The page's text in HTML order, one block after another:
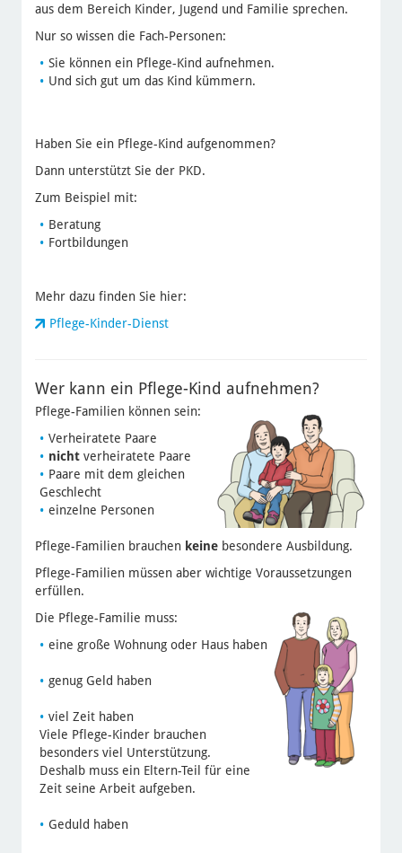
aus dem Bereich Kinder, Jugend und Familie sprechen.
Nur so wissen die Fach-Personen:
Sie können ein Pflege-Kind aufnehmen.
Und sich gut um das Kind kümmern.
Haben Sie ein Pflege-Kind aufgenommen?
Dann unterstützt Sie der PKD.
Zum Beispiel mit:
Beratung
Fortbildungen
Mehr dazu finden Sie hier:
Pflege-Kinder-Dienst
Wer kann ein Pflege-Kind aufnehmen?
Pflege-Familien können sein:
Verheiratete Paare
nichtverheiratete Paare
Paare mit dem gleichen
Geschlecht
einzelne Personen
Pflege-Familien brauchen keinebesondere Ausbildung.
Pflege-Familien müssen aber wichtige Voraussetzungen
erfüllen.
Die Pflege-Familie muss:
eine große Wohnung oder Haus haben
genug Geld haben
viel Zeit haben
Viele Pflege-Kinder brauchen
besonders viel Unterstützung.
Deshalb muss ein Eltern-Teil für eine
Zeit seine Arbeit aufgeben.
Geduld haben